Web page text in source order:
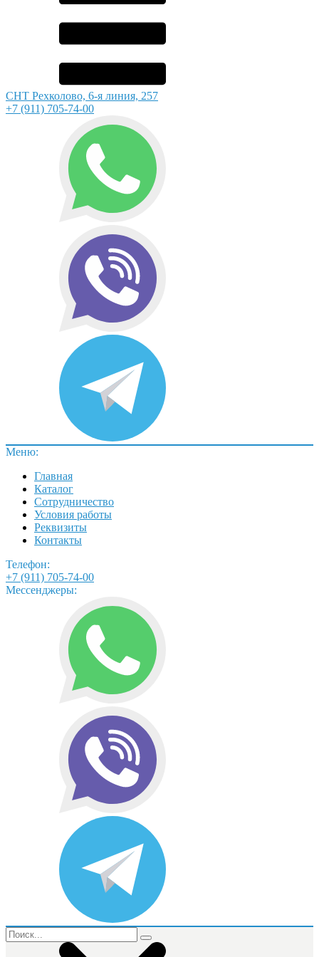
СНТ Рехколово, 6-я линия, 257
+7 (911) 705-74-00
Меню:
Главная
Каталог
Сотрудничество
Условия работы
Реквизиты
Контакты
Телефон:
+7 (911) 705-74-00
Мессенджеры: